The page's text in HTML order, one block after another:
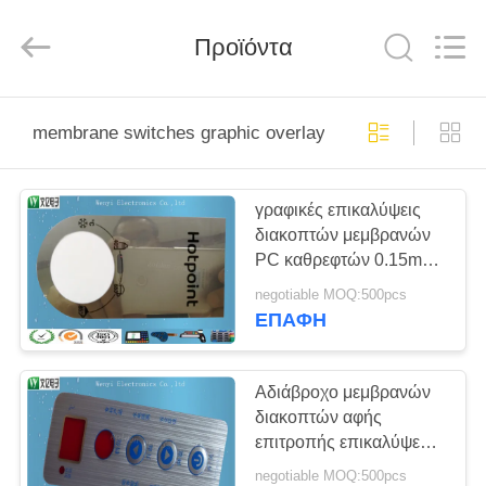
ΠΡΟΪΌΝΤΑ
ΠΕΡΊΠΟΥ
ΕΜΕΊΣ
ΓΎΡΟΣ
ΕΡΓΟΣΤΑΣΊΩΝ
ΠΟΙΟΤΙΚΌΣ
Co.,
Reserved.
Προϊόντα
membrane switches graphic overlays
γραφικές επικαλύψεις
διακοπτών μεμβρανών
PC καθρεφτών 0.15mm
με την ασημένια
τυπωμένη ύλη οθόνης
negotiable MOQ:500pcs
ΕΠΑΦΉ
Αδιάβροχο μεμβρανών
διακοπτών αφής
επιτροπής επικαλύψεων
κόκκινο μαξιλάρι
negotiable MOQ:500pcs